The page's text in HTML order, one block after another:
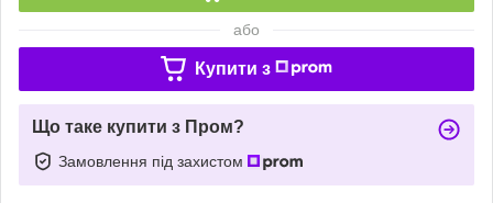
або
Купити з
Що таке купити з Пром?
Замовлення під захистом